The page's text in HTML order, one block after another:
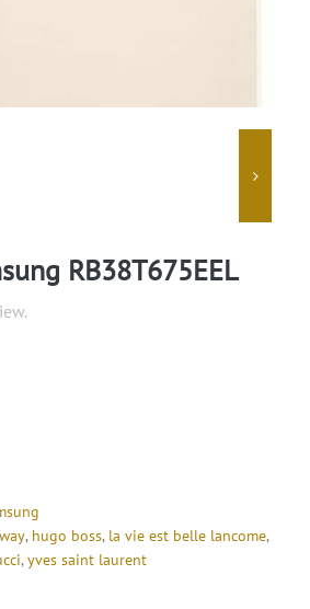
RB38T675EEL
, hugo boss, la vie est belle lancome,
, yves saint laurent